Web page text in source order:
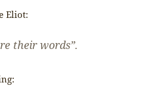
Eliot:
their words”.